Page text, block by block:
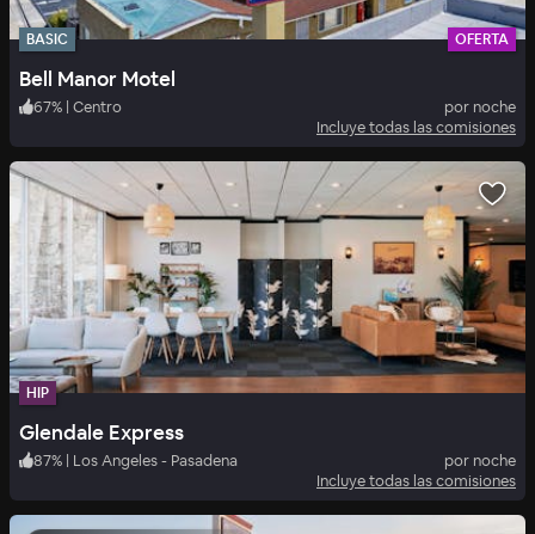
BASIC OFERTA
Bell Manor Motel
67% | Centro
por noche
Incluye todas las comisiones
HIP
Glendale Express
87% | Los Angeles - Pasadena
por noche
Incluye todas las comisiones